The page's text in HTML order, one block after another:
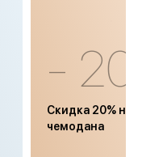
-
Скидка 20% на
чемодана